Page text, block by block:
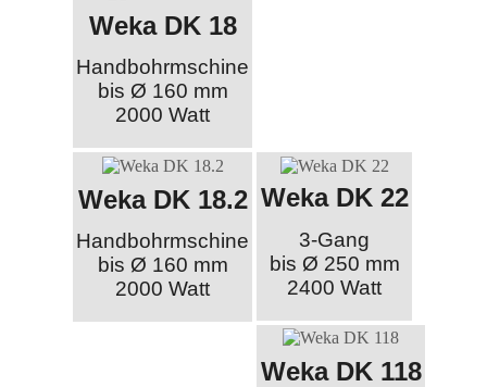
Weka DK 18
Handbohrmschine
bis Ø 160 mm
2000 Watt
Weka DK 18.2
Handbohrmschine
bis Ø 160 mm
2000 Watt
Weka DK 22
3-Gang
bis Ø 250 mm
2400 Watt
Weka DK 118